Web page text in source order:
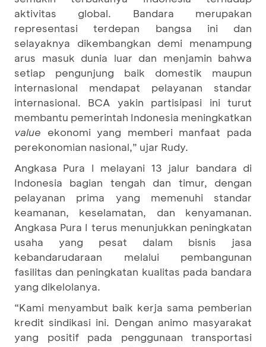
aktivitas global. Bandara merupakan
representasi terdepan bangsa ini dan
selayaknya dikembangkan demi menampung
arus masuk dunia luar dan menjamin bahwa
setiap pengunjung baik domestik maupun
internasional mendapat pelayanan standar
internasional. BCA yakin partisipasi ini turut
membantu pemerintah Indonesia meningkatkan
value ekonomi yang memberi manfaat pada
perekonomian nasional,” ujar Rudy.
Angkasa Pura I melayani 13 jalur bandara di
Indonesia bagian tengah dan timur, dengan
pelayanan prima yang memenuhi standar
keamanan, keselamatan, dan kenyamanan.
Angkasa Pura I terus menunjukkan peningkatan
usaha yang pesat dalam bisnis jasa
kebandarudaraan melalui pembangunan
fasilitas dan peningkatan kualitas pada bandara
yang dikelolanya.
“Kami menyambut baik kerja sama pemberian
kredit sindikasi ini. Dengan animo masyarakat
yang positif pada penggunaan transportasi